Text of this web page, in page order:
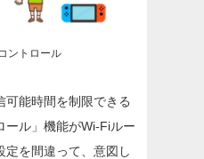
ントロール
可能時間を制限できる
ール」機能がWi-Fiルー
定を間違って、意図し